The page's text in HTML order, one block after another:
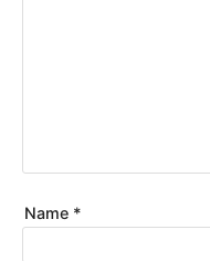
Name *